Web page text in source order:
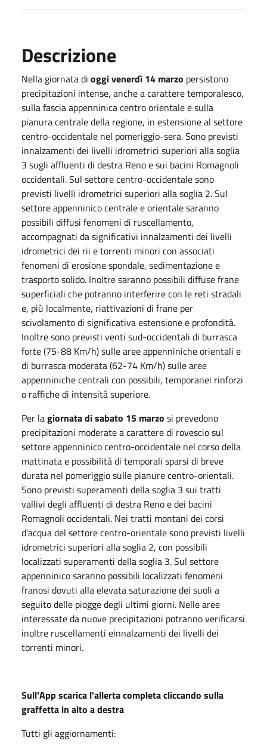
Descrizione
Nella giornata di oggi venerdì 14 marzo persistono
precipitazioni intense, anche a carattere temporalesco,
sulla fascia appenninica centro orientale e sulla
pianura centrale della regione, in estensione al settore
centro-occidentale nel pomeriggio-sera. Sono previsti
innalzamenti dei livelli idrometrici superiori alla soglia
3 sugli affluenti di destra Reno e sui bacini Romagnoli
occidentali. Sul settore centro-occidentale sono
previsti livelli idrometrici superiori alla soglia 2. Sul
settore appenninico centrale e orientale saranno
possibili diffusi fenomeni di ruscellamento,
accompagnati da significativi innalzamenti dei livelli
idrometrici dei rii e torrenti minori con associati
fenomeni di erosione spondale, sedimentazione e
trasporto solido. Inoltre saranno possibili diffuse frane
superficiali che potranno interferire con le reti stradali
e, più localmente, riattivazioni di frane per
scivolamento di significativa estensione e profondità.
Inoltre sono previsti venti sud-occidentali di burrasca
forte (75-88 Km/h) sulle aree appenniniche orientali e
di burrasca moderata (62-74 Km/h) sulle aree
appenniniche centrali con possibili, temporanei rinforzi
o raffiche di intensità superiore.
Per lagiornata di sabato 15 marzo si prevedono
precipitazioni moderate a carattere di rovescio sul
settore appenninico centro-occidentale nel corso della
mattinata e possibilità di temporali sparsi di breve
durata nel pomeriggio sulle pianure centro-orientali.
Sono previsti superamenti della soglia 3 sui tratti
vallivi degli affluenti di destra Reno e dei bacini
Romagnoli occidentali. Nei tratti montani dei corsi
d'acqua del settore centro-orientale sono previsti livelli
idrometrici superiori alla soglia 2, con possibili
localizzati superamenti della soglia 3. Sul settore
appenninico saranno possibili localizzati fenomeni
franosi dovuti alla elevata saturazione dei suoli a
seguito delle piogge degli ultimi giorni. Nelle aree
interessate da nuove precipitazioni potranno verificarsi
inoltre ruscellamenti einnalzamenti dei livelli dei
torrenti minori.
Sull'App scarica l'allerta completa cliccando sulla
graffetta in alto a destra
Tutti gli aggiornamenti: